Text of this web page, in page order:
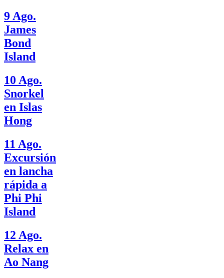
9 Ago.
James
Bond
Island
10 Ago.
Snorkel
en Islas
Hong
11 Ago.
Excursión
en lancha
rápida a
Phi Phi
Island
12 Ago.
Relax en
Ao Nang